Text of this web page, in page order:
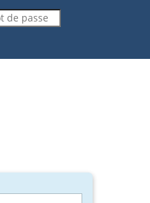
recherche